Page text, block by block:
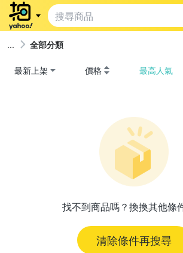
全部分類
最新上架 價格 最高人氣
找不到商品嗎？換換其他條
清除條件再搜尋